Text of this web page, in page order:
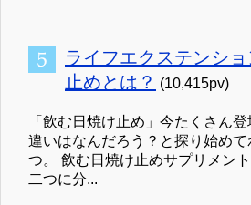
ライフエクステンシ
止めとは？ (10,415pv)
「飲む日焼け止め」今たくさん
違いはなんだろう？と探り始め
つ。 飲む日焼け止めサプリメン
二つに分...